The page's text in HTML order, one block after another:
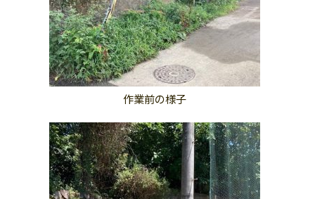
作業前の様子